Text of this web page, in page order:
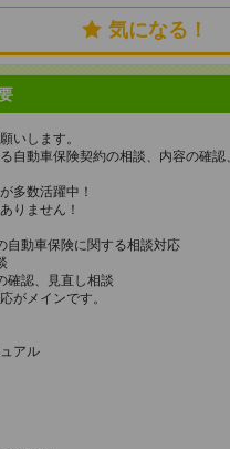
気になる！
いします。
自動車保険契約の相談、内容の確
多数活躍中！
りません！
自動車保険に関する相談対応
確認、見直し相談
がメインです。
アル